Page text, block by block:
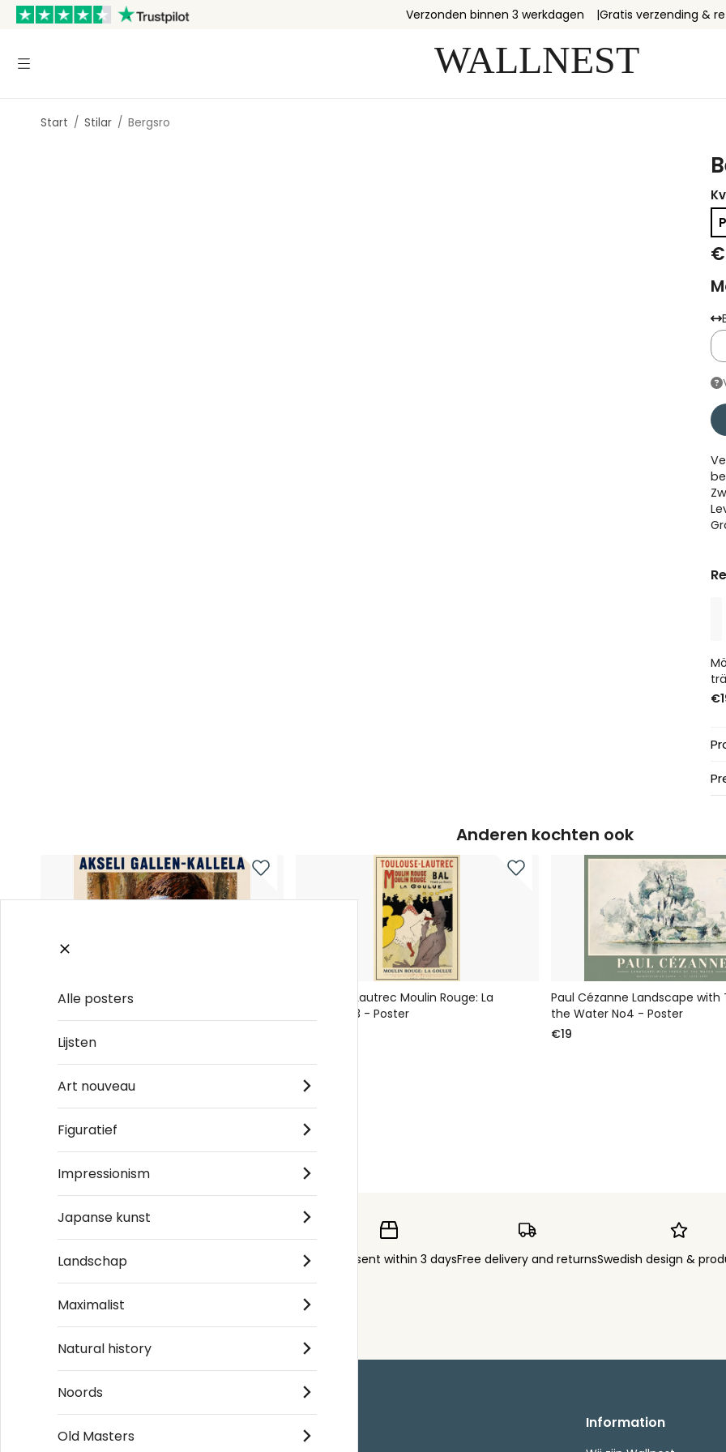
Verzonden binnen 3 werkdagen Gratis verzending &
Start / Stilar / Bergsro
Anderen kochten ook
Akseli Gallen-Kallela Self-portrait, 1906-
Toulouse-Lautrec Moulin Rouge: La
Goulue No3 - Poster
Paul Cézanne Landscape with
the Water No4 - Poster
€19
Order sent within 3 daysFree delivery and returnsSwedish design &
Information
Alle posters
Lijsten
Art nouveau
Figuratief
Impressionism
Japanse kunst
Landschap
Maximalist
Natural history
Noords
Old Masters